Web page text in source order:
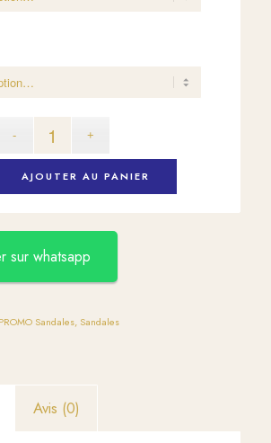
AJOUTER AU PANIER
sur whatsapp
PROMO Sandales, Sandales
Avis (0)